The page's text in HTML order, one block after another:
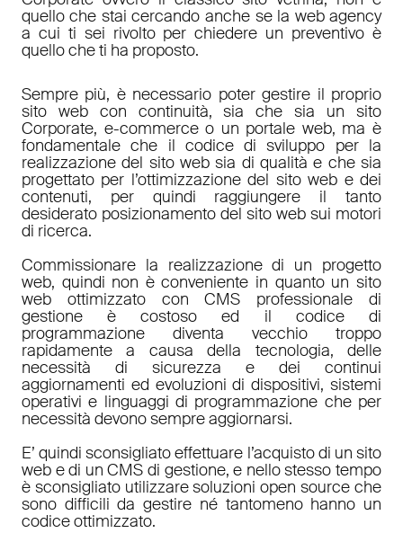
quello che stai cercando anche se la web agency
a cui ti sei rivolto per chiedere un preventivo è
quello che ti ha proposto.
Sempre più, è necessario poter gestire il proprio
sito web con continuità, sia che sia un sito
Corporate, e-commerce o un portale web, ma è
fondamentale che il codice di sviluppo per la
realizzazione del sito web sia di qualità e che sia
progettato per l’ottimizzazione del sito web e dei
contenuti, per quindi raggiungere il tanto
desiderato posizionamento del sito web sui motori
di ricerca.
Commissionare la realizzazione di un progetto
web, quindi non è conveniente in quanto un sito
web ottimizzato con CMS professionale di
gestione è costoso ed il codice di
programmazione diventa vecchio troppo
rapidamente a causa della tecnologia, delle
necessità di sicurezza e dei continui
aggiornamenti ed evoluzioni di dispositivi, sistemi
operativi e linguaggi di programmazione che per
necessità devono sempre aggiornarsi.
E’ quindi sconsigliato effettuare l’acquisto di un sito
web e di un CMS di gestione, e nello stesso tempo
è sconsigliato utilizzare soluzioni open source che
sono difficili da gestire né tantomeno hanno un
codice ottimizzato.